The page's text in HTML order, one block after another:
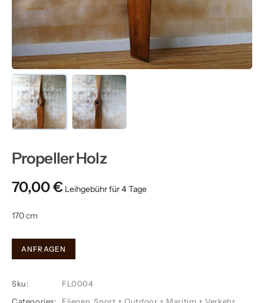
Propeller Holz
70,00€
170 cm
Propeller
Holz
ANFRAGEN
Sku:
FL0004
Categories:
Fliegen,Sport + Outdoor + Maritim + Verkehr